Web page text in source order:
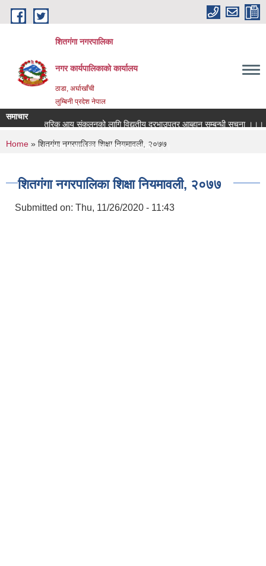
Skip to main content
शितगंगा नगरपालिका
नगर कार्यपालिकाकाे कार्यालय
ठाडा, अर्घाखाँची
लुम्बिनी प्रदेश नेपाल
समाचार
आन्तरिक आय संकलनको लागि विद्युतीय दरभाउपत्र आब्हान सम्बन्धी सूचना ।।।
रिक्त पदमा स्थायी शिक्षक सरुवा सम्बन्धमा ।।।
You are here
Home » शितगंगा नगरपालिका शिक्षा नियमावली, २०७७
शितगंगा नगरपालिका शिक्षा नियमावली, २०७७
Submitted on: Thu, 11/26/2020 - 11:43